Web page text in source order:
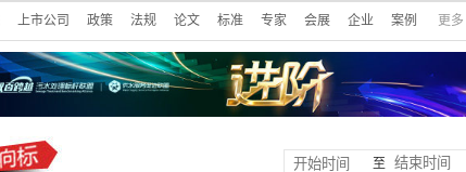
上市公司 政策 法规 论文 标准 专家 会展 企业 案例 更多
至